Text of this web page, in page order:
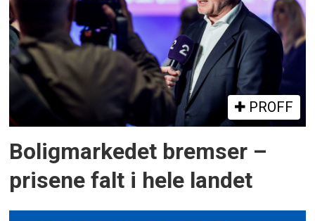
PROFF
Boligmarkedet bremser –
prisene falt i hele landet